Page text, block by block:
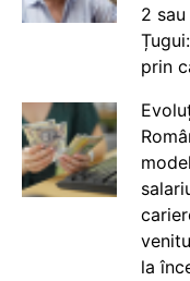
2
prin
la